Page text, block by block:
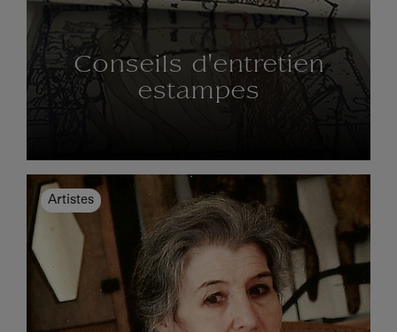
Conseils d'entretien
estampes
Artistes